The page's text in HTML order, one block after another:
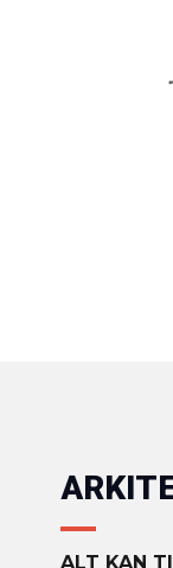
ALT KAN